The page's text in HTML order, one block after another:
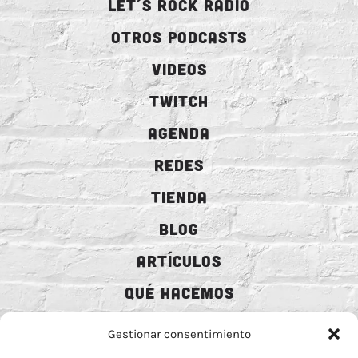
Gestionar consentimiento
LET´S ROCK RADIO
OTROS PODCASTS
VIDEOS
TWITCH
AGENDA
REDES
TIENDA
BLOG
ARTÍCULOS
QUÉ HACEMOS
MECENAZGO